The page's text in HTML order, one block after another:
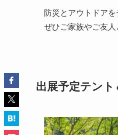
防災とアウトドアを
ぜひご家族やご友
出展予定テント